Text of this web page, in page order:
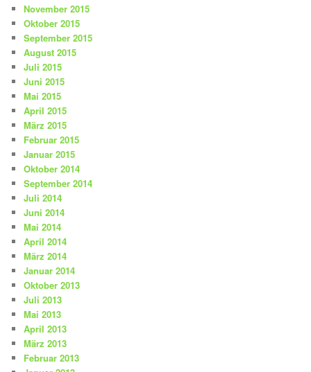
November 2015
Oktober 2015
September 2015
August 2015
Juli 2015
Juni 2015
Mai 2015
April 2015
März 2015
Februar 2015
Januar 2015
Oktober 2014
September 2014
Juli 2014
Juni 2014
Mai 2014
April 2014
März 2014
Januar 2014
Oktober 2013
Juli 2013
Mai 2013
April 2013
März 2013
Februar 2013